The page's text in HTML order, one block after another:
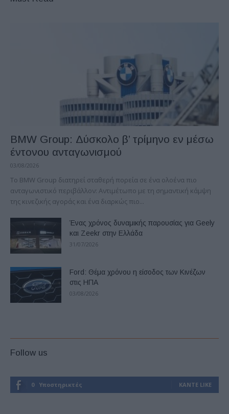
BMW Group: Δύσκολο β’ τρίμηνο εν μέσω
έντονου ανταγωνισμού
03/08/2026
Το BMW Group διατηρεί σταθερή πορεία σε ένα ολοένα πιο
ανταγωνιστικό περιβάλλον: Αντιμέτωπο με τη σημαντική κάμψη
της κινεζικής αγοράς και ένα διαρκώς πιο...
Ένας χρόνος δυναμικής παρουσίας για Geely
και Zeekr στην Ελλάδα
31/07/2026
Ford: Θέμα χρόνου η είσοδος των Κινέζων
στις ΗΠΑ
03/08/2026
Follow us
0 Υποστηρικτές ΚΆΝΤΕ LIKE